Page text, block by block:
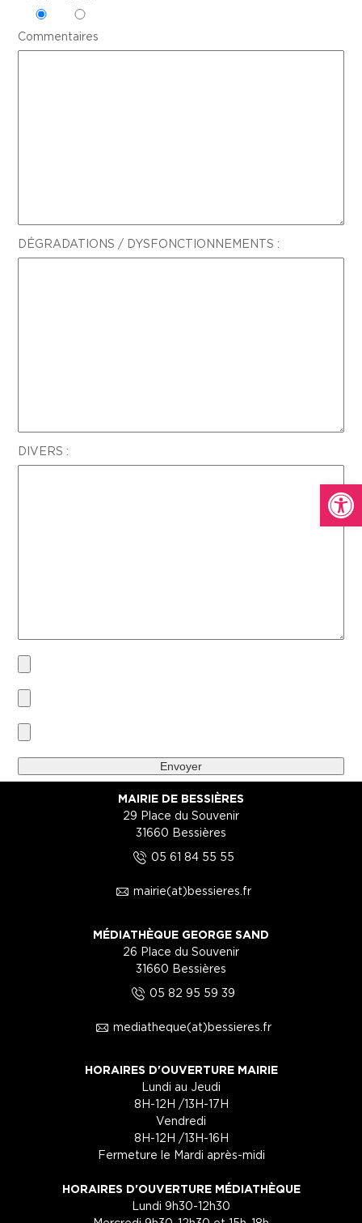
Ouvrir
Commentaires
DÉGRADATIONS / DYSFONCTIONNEMENTS :
DIVERS :
MAIRIE DE BESSIÈRES
29 Place du Souvenir
31660 Bessières
5 05 61 84 55 55
1 mairie(at)bessieres.fr
MÉDIATHÈQUE GEORGE SAND
26 Place du Souvenir
31660 Bessières
5 05 82 95 59 39
1 mediatheque(at)bessieres.fr
HORAIRES D'OUVERTURE MAIRIE
Lundi au Jeudi
8H-12H /13H-17H
Vendredi
8H-12H /13H-16H
Fermeture le Mardi après-midi
HORAIRES D'OUVERTURE MÉDIATHÈQUE
Lundi 9h30-12h30